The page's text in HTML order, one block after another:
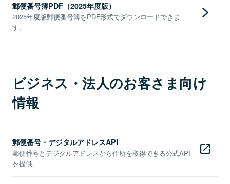
郵便番号簿PDF（2025年度版）
2025年度版郵便番号簿をPDF形式でダウンロードできま
す。
ビジネス・法人のお客さま向け
情報
郵便番号・デジタルアドレスAPI
郵便番号とデジタルアドレスから住所を取得できる公式API
を提供。